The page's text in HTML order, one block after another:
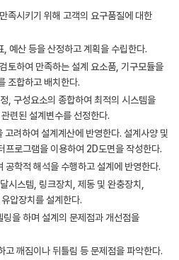
족시키기 위해 고객의 요구품질에 대한
예산 등을 산정하고 계획을 수립한다.
토하여 만족하는 설계 요소품, 기구모듈을
조합하고 배치한다.
, 구성요소의 종합하여 최적의 시스템을
련된 설계변수를 선정한다.
려하여 설계계산에 반영한다. 설계사양 및
프로그램을 이용하여 2D도면을 작성한다.
공학적 해석을 수행하고 설계에 반영한다.
시스템, 링크장치, 제동 및 완충장치,
압장치를 설계한다.
을 하며 설계의 문제점과 개선점을
고 깨짐이나 뒤틀림 등 문제점을 파악한다.